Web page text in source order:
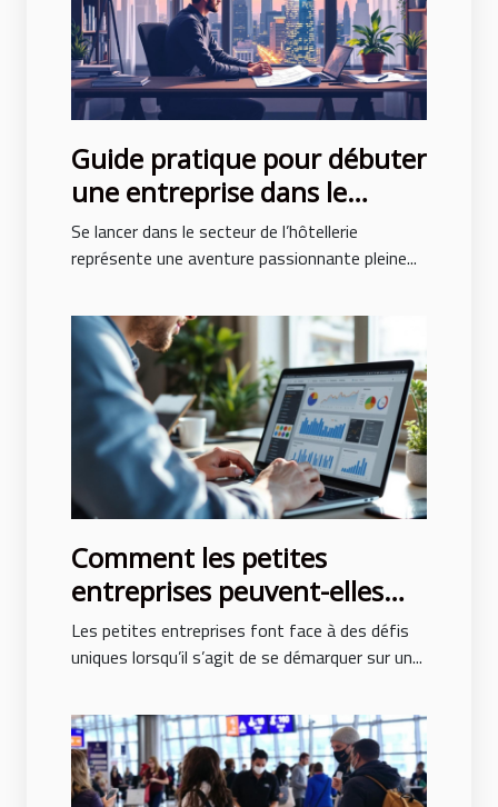
Guide pratique pour débuter
une entreprise dans le
secteur de l’hôtellerie
Se lancer dans le secteur de l’hôtellerie
représente une aventure passionnante pleine...
Comment les petites
entreprises peuvent-elles
tirer profit des publicités en
ligne ?
Les petites entreprises font face à des défis
uniques lorsqu’il s’agit de se démarquer sur un...